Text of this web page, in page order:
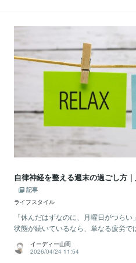
自律神経を整える週末の過ごし方
記事
ライフスタイル
「休んだはずなのに、月曜日がつら
状態が続いているなら、単なる疲労で
イーディー山岡
2026/04/24 11:54